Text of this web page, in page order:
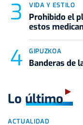
VIDA Y ESTILO
Prohibido el
estos
GIPUZKOA
Banderas de
Lo último
ACTUALIDAD